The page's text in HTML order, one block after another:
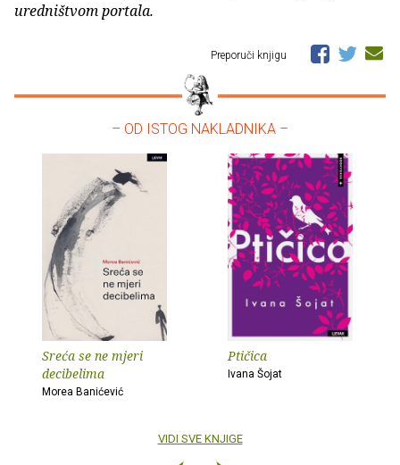
uredništvom portala.
Preporuči knjigu
– OD ISTOG NAKLADNIKA –
Sreća se ne mjeri
decibelima
Morea Banićević
Ptičica
Ivana Šojat
VIDI SVE KNJIGE